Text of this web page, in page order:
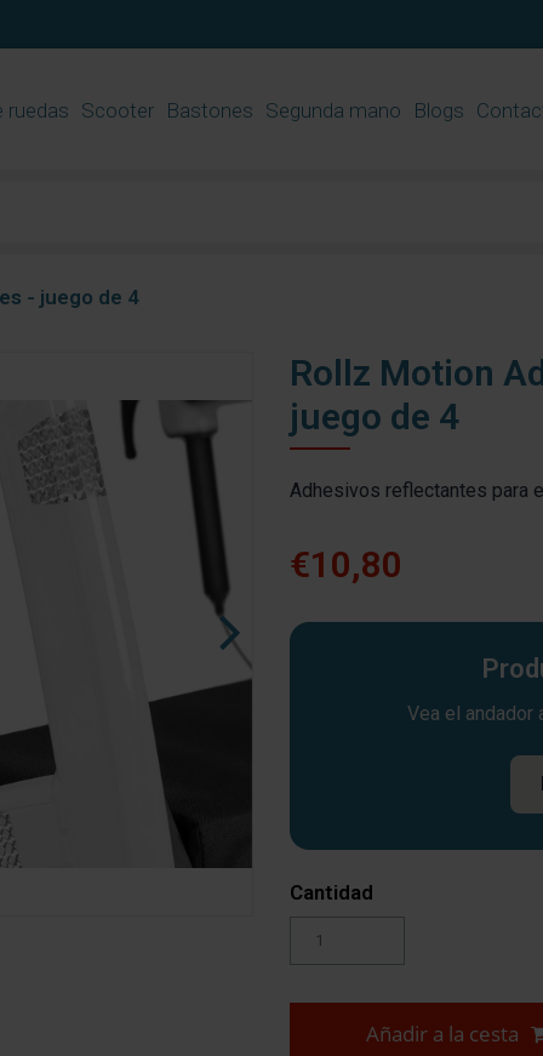
ruedas ​Scooter Bastones Segunda mano Blogs
- juego de 4
Rollz Motion
juego de 4
Adhesivos reflectantes para
€10,80
Vea el
Cantidad
Añadir a la cesta